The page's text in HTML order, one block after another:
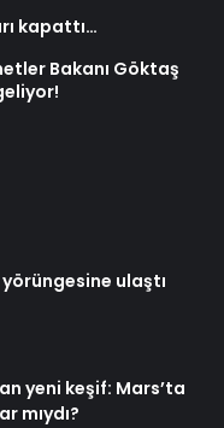
kapattı…
Bakanı Göktaş
yörüngesine ulaştı
yeni keşif: Mars’ta
mıydı?